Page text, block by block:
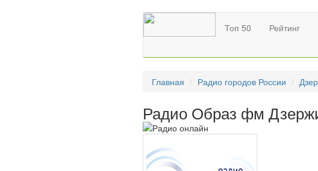
Топ 50 Рейтинг
Главная Радио городов России
Радио Образ фм